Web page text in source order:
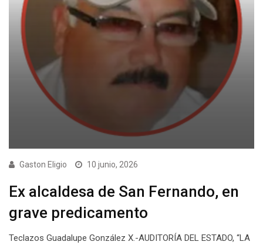
Gaston Eligio 10 junio, 2026
Ex alcaldesa de San Fernando, en
grave predicamento
Teclazos Guadalupe González X.-AUDITORÍA DEL ESTADO, “LA